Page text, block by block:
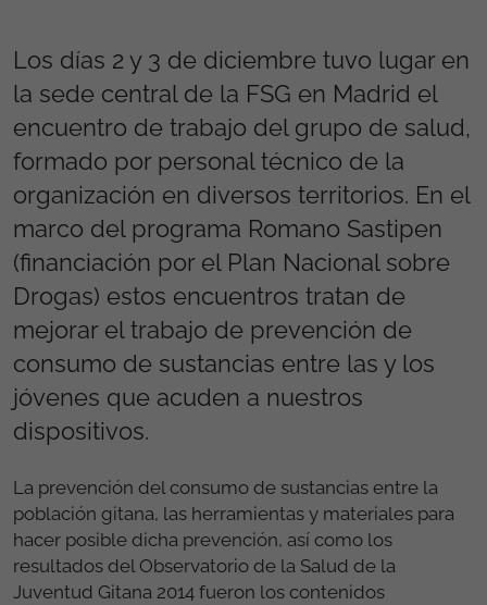
Los días 2 y 3 de diciembre tuvo lugar en
la sede central de la FSG en Madrid el
encuentro de trabajo del grupo de salud,
formado por personal técnico de la
organización en diversos territorios. En el
marco del programa Romano Sastipen
(financiación por el Plan Nacional sobre
Drogas) estos encuentros tratan de
mejorar el trabajo de prevención de
consumo de sustancias entre las y los
jóvenes que acuden a nuestros
dispositivos.
La prevención del consumo de sustancias entre la
población gitana, las herramientas y materiales para
hacer posible dicha prevención, así como los
resultados del Observatorio de la Salud de la
Juventud Gitana 2014 fueron los contenidos